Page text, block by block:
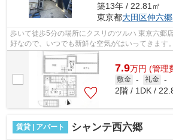
築13年 / 22.81㎡
東京都大田区仲六郷
歩いて徒歩5分の場所にクスリのツルハ 東京六郷
好なので、いつでも新鮮な空気がはいってきます
するなら2駅利用可能な物件はいかがで...
7.9万円 (管理
敷金 - 礼金 -
2階 / 1DK /
賃貸 | アパート シャンテ西六郷